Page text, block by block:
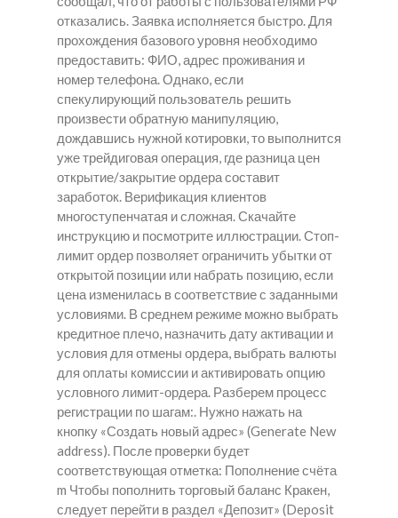
отказались. Заявка исполняется быстро. Для
прохождения базового уровня необходимо
предоставить: ФИО, адрес проживания и
номер телефона. Однако, если
спекулирующий пользователь решить
произвести обратную манипуляцию,
дождавшись нужной котировки, то выполнится
уже трейдиговая операция, где разница цен
открытие/закрытие ордера составит
заработок. Верификация клиентов
многоступенчатая и сложная. Скачайте
инструкцию и посмотрите иллюстрации. Стоп-
лимит ордер позволяет ограничить убытки от
открытой позиции или набрать позицию, если
цена изменилась в соответствие с заданными
условиями. В среднем режиме можно выбрать
кредитное плечо, назначить дату активации и
условия для отмены ордера, выбрать валюты
для оплаты комиссии и активировать опцию
условного лимит-ордера. Разберем процесс
регистрации по шагам:. Нужно нажать на
кнопку «Создать новый адрес» (Generate New
address). После проверки будет
соответствующая отметка: Пополнение счёта
m Чтобы пополнить торговый баланс Кракен,
следует перейти в раздел «Депозит» (Deposit